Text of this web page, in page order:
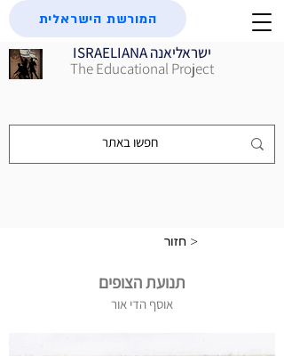
ISRAELIANA ישראליאנה
The Educational Project
המורשת הישראלית
חזור >
תנועת הצופים
אוסף הדי אור